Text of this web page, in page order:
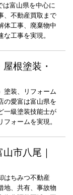
富山県を中心に
、不動産買取まで
体工事、廃棄物中
工事を実現。
根塗装・
塗装、リフォーム
の愛富は富山県を
一級塗装技能士が
ォームを実現。
市八尾｜
はちみつ不動産
地、共有、事故物